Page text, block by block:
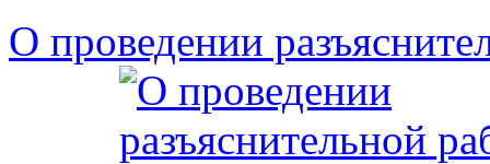
О проведении